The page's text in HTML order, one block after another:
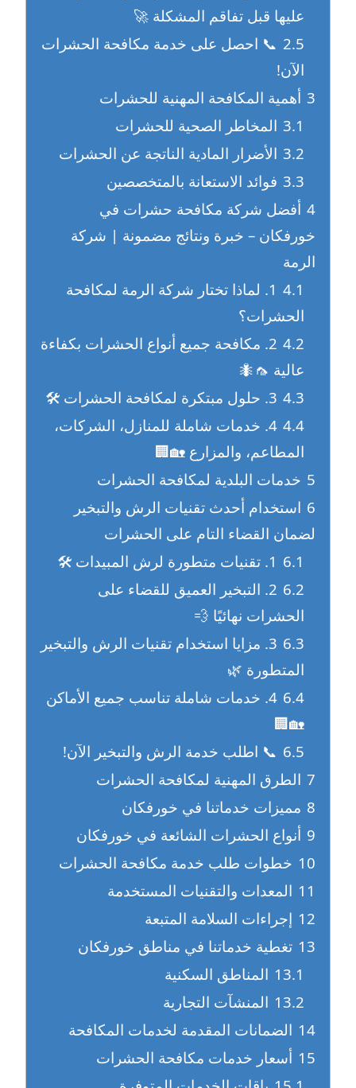
عليها قبل تفاقم المشكلة 🚀
2.5 📞 احصل على خدمة مكافحة الحشرات
الآن!
3 أهمية المكافحة المهنية للحشرات
3.1 المخاطر الصحية للحشرات
3.2 الأضرار المادية الناتجة عن الحشرات
3.3 فوائد الاستعانة بالمتخصصين
4 أفضل شركة مكافحة حشرات في
خورفكان – خبرة ونتائج مضمونة | شركة
الرمة
4.1
1. لماذا تختار شركة الرمة لمكافحة
الحشرات؟
4.2
2. مكافحة جميع أنواع الحشرات بكفاءة
عالية 🦟🐜
4.3 3. حلول مبتكرة لمكافحة الحشرات 🛠️
4.4
4. خدمات شاملة للمنازل، الشركات،
المطاعم، والمزارع 🏡🏢
5 خدمات البلدية لمكافحة الحشرات
6 استخدام أحدث تقنيات الرش والتبخير
لضمان القضاء التام على الحشرات
6.1 1. تقنيات متطورة لرش المبيدات 🛠️
6.2
2. التبخير العميق للقضاء على
الحشرات نهائيًا 💨
6.3
3. مزايا استخدام تقنيات الرش والتبخير
المتطورة 🌿
6.4
4. خدمات شاملة تناسب جميع الأماكن
🏡🏢
6.5 📞 اطلب خدمة الرش والتبخير الآن!
7 الطرق المهنية لمكافحة الحشرات
8 مميزات خدماتنا في خورفكان
9 أنواع الحشرات الشائعة في خورفكان
10 خطوات طلب خدمة مكافحة الحشرات
11 المعدات والتقنيات المستخدمة
12 إجراءات السلامة المتبعة
13 تغطية خدماتنا في مناطق خورفكان
13.1 المناطق السكنية
13.2 المنشآت التجارية
14 الضمانات المقدمة لخدمات المكافحة
15 أسعار خدمات مكافحة الحشرات